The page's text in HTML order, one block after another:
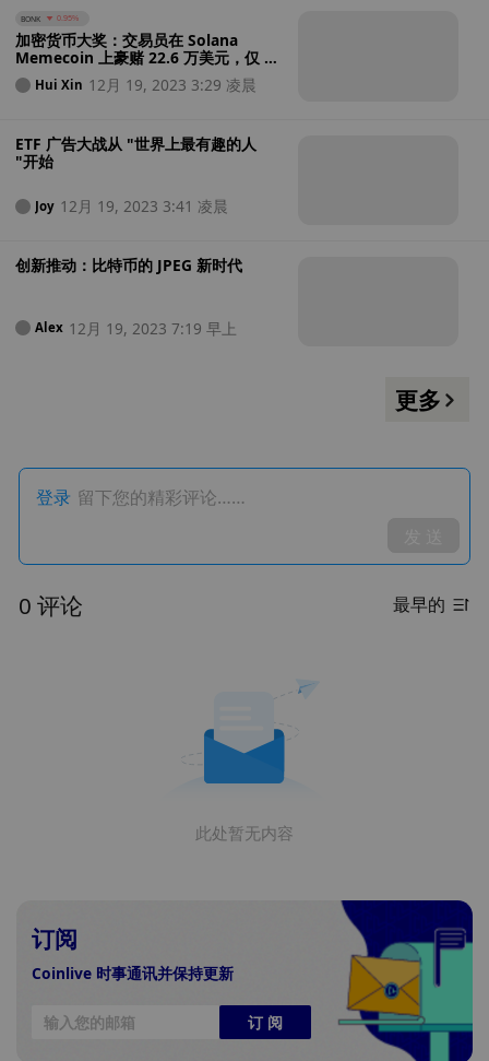
BONK 0.95%
加密货币大奖：交易员在 Solana
Memecoin 上豪赌 22.6 万美元，仅 5
天就暴涨至 169 万美元！
Hui Xin 12月 19, 2023 3:29 凌晨
ETF 广告大战从 "世界上最有趣的人
"开始
Joy 12月 19, 2023 3:41 凌晨
创新推动：比特币的 JPEG 新时代
Alex 12月 19, 2023 7:19 早上
更多
登录 留下您的精彩评论……
0 评论 最早的
此处暂无内容
订阅
Coinlive 时事通讯并保持更新
订 阅